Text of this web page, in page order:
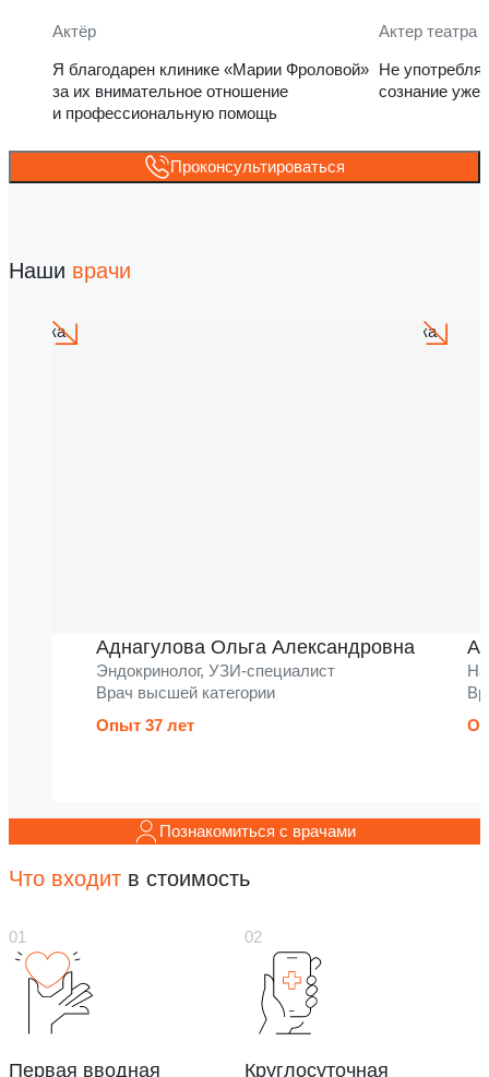
Актёр
Я благодарен клинике «Марии Фроловой»
за их внимательное отношение
и профессиональную помощь
Актер театра
Не
сознание уже
Проконсультироваться
Наши врачи
Аднагулова Ольга Александровна
Эндокринолог, УЗИ-специалист
Врач высшей категории
Опыт 37 лет
Познакомиться с врачами
Что входит в стоимость
Первая вводная Круглосуточная